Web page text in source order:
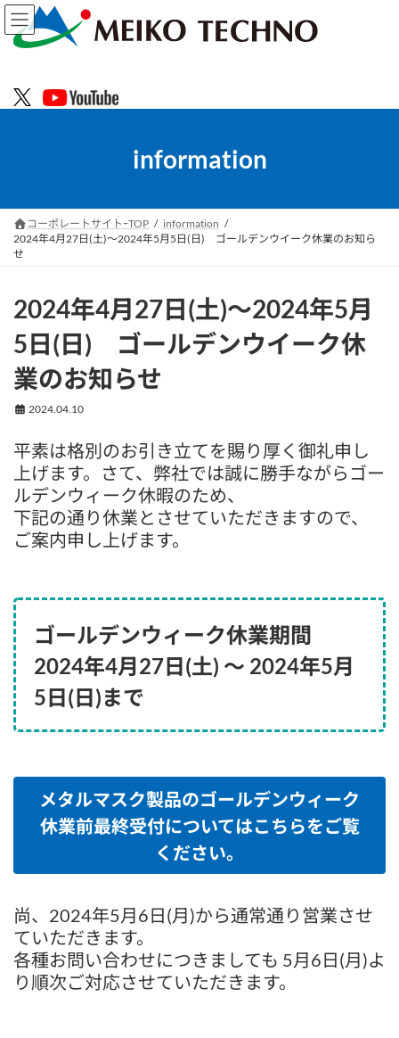
コ
ン
ナ
ビ
information
コーポレートサイトｰTOP
information
2024年4月27日(土)～2024年5月5日(日) ゴールデンウイーク休業のお知ら
せ
2024年4月27日(土)～2024年5月
5日(日) ゴールデンウイーク休
業のお知らせ
2024.04.10
平素は格別のお引き立てを賜り厚く御礼申し
上げます。さて、弊社では誠に勝手ながらゴー
ルデンウィーク休暇のため、
下記の通り休業とさせていただきますので、
ご案内申し上げます。
ゴールデンウィーク休業期間
2024年4月27日(土) ～ 2024年5月
5日(日)まで
メタルマスク製品のゴールデンウィーク
休業前最終受付についてはこちらをご覧
ください。
尚、2024年5月6日(月)から通常通り営業させ
ていただきます。
各種お問い合わせにつきましても 5月6日(月)よ
り順次ご対応させていただきます。